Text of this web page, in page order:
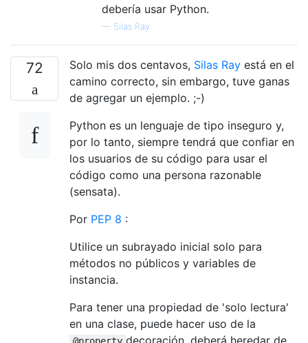
debería usar Python.
— Silas Ray
72 Solo mis dos centavos, Silas Ray está en el
camino correcto, sin embargo, tuve ganas
de agregar un ejemplo. ;-)
Python es un lenguaje de tipo inseguro y,
por lo tanto, siempre tendrá que confiar en
los usuarios de su código para usar el
código como una persona razonable
(sensata).
Por PEP 8 :
Utilice un subrayado inicial solo para
métodos no públicos y variables de
instancia.
Para tener una propiedad de 'solo lectura'
en una clase, puede hacer uso de la
@property decoración, deberá heredar de